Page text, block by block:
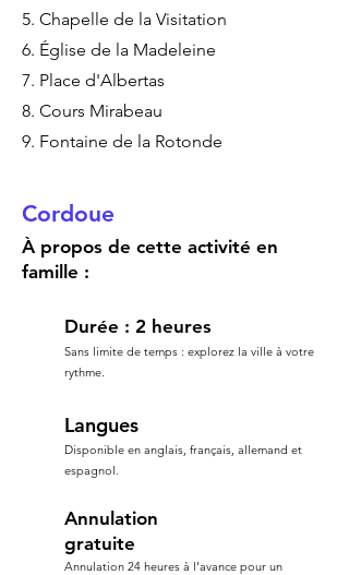
5. Chapelle de la Visitation
6. Église de la Madeleine
7. Place d'Albertas
8. Cours Mirabeau
9. Fontaine de la Rotonde
Cordoue
À propos de cette activité en
famille :
Durée : 2 heures
Sans limite de temps : explorez la ville à votre
rythme.
Langues
Disponible en anglais, français, allemand et
espagnol.
Annulation
gratuite
Annulation 24 heures à l'avance pour un